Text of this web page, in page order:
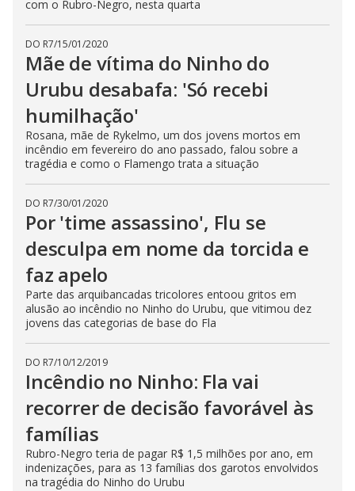
com o Rubro-Negro, nesta quarta
DO R7/15/01/2020
Mãe de vítima do Ninho do
Urubu desabafa: 'Só recebi
humilhação'
Rosana, mãe de Rykelmo, um dos jovens mortos em
incêndio em fevereiro do ano passado, falou sobre a
tragédia e como o Flamengo trata a situação
DO R7/30/01/2020
Por 'time assassino', Flu se
desculpa em nome da torcida e
faz apelo
Parte das arquibancadas tricolores entoou gritos em
alusão ao incêndio no Ninho do Urubu, que vitimou dez
jovens das categorias de base do Fla
DO R7/10/12/2019
Incêndio no Ninho: Fla vai
recorrer de decisão favorável às
famílias
Rubro-Negro teria de pagar R$ 1,5 milhões por ano, em
indenizações, para as 13 famílias dos garotos envolvidos
na tragédia do Ninho do Urubu